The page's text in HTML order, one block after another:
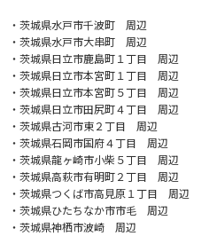
・茨城県水戸市千波町 周辺
・茨城県水戸市大串町 周辺
・茨城県日立市鹿島町１丁目 周辺
・茨城県日立市本宮町１丁目 周辺
・茨城県日立市本宮町５丁目 周辺
・茨城県日立市田尻町４丁目 周辺
・茨城県古河市東２丁目 周辺
・茨城県石岡市国府４丁目 周辺
・茨城県龍ヶ崎市小柴５丁目 周辺
・茨城県高萩市有明町２丁目 周辺
・茨城県つくば市高見原１丁目 周辺
・茨城県ひたちなか市市毛 周辺
・茨城県神栖市波崎 周辺